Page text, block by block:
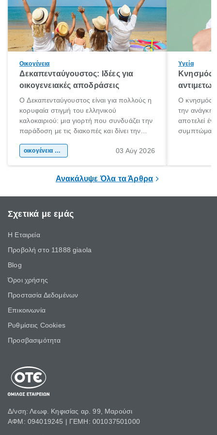
Οικογένεια
Δεκαπενταύγουστος: Ιδέες για
οικογενειακές αποδράσεις
Ο Δεκαπενταύγουστος είναι για πολλούς η
κορυφαία στιγμή του ελληνικού
καλοκαιριού: μια γιορτή που συνδυάζει την
παράδοση με τις διακοπές και δίνει την
χώρας. Είτε πρόκειται για λίγες μέρες
οικογένεια & παιδί 03 Αύγ 2026
Υγεία
Κνησμός:
Ο κνησμός
την ανάγκη
αποτελεί
Ανακάλυψε Όλα τα Άρθρα
Σχετικά με εμάς
Η Εταιρεία
Προβολή στο 11888 giaola
Blog
Όροι χρήσης
Προστασία Δεδομένων
Επικοινωνία
Ρυθμίσεις Cookies
Προσβασιμότητα
Δ/νση: Λεωφ. Κηφισίας αρ. 99, Μαρούσι
ΑΦΜ: 094019245 | ΓΕΜΗ: 001037501000